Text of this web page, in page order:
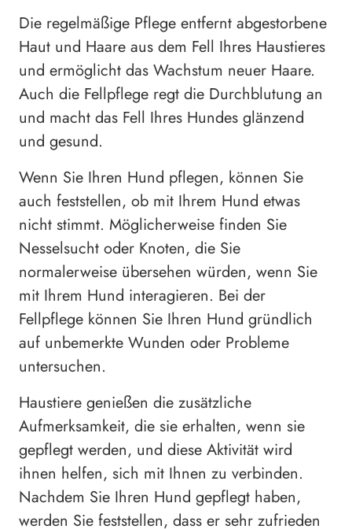
Die regelmäßige Pflege entfernt abgestorbene
Haut und Haare aus dem Fell Ihres Haustieres
und ermöglicht das Wachstum neuer Haare.
Auch die Fellpflege regt die Durchblutung an
und macht das Fell Ihres Hundes glänzend
und gesund.
Wenn Sie Ihren Hund pflegen, können Sie
auch feststellen, ob mit Ihrem Hund etwas
nicht stimmt. Möglicherweise finden Sie
Nesselsucht oder Knoten, die Sie
normalerweise übersehen würden, wenn Sie
mit Ihrem Hund interagieren. Bei der
Fellpflege können Sie Ihren Hund gründlich
auf unbemerkte Wunden oder Probleme
untersuchen.
Haustiere genießen die zusätzliche
Aufmerksamkeit, die sie erhalten, wenn sie
gepflegt werden, und diese Aktivität wird
ihnen helfen, sich mit Ihnen zu verbinden.
Nachdem Sie Ihren Hund gepflegt haben,
werden Sie feststellen, dass er sehr zufrieden